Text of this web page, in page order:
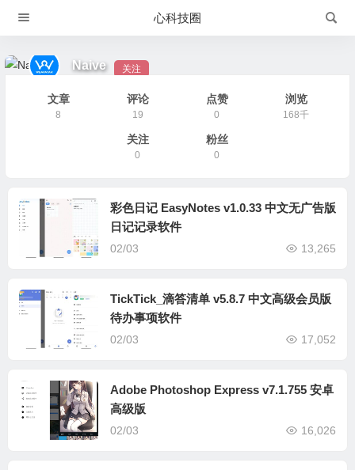
心科技圈
Naive 关注
文章
8
评论
19
点赞
0
浏览
168千
关注
0
粉丝
0
彩色日记 EasyNotes v1.0.33 中文无广告版
日记记录软件
02/03 13,265
TickTick_滴答清单 v5.8.7 中文高级会员版
待办事项软件
02/03 17,052
Adobe Photoshop Express v7.1.755 安卓
高级版
02/03 16,026